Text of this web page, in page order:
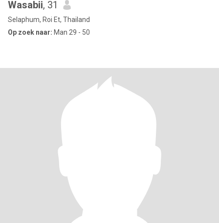
Wasabii, 31
Selaphum, Roi Et, Thailand
Op zoek naar: Man 29 - 50